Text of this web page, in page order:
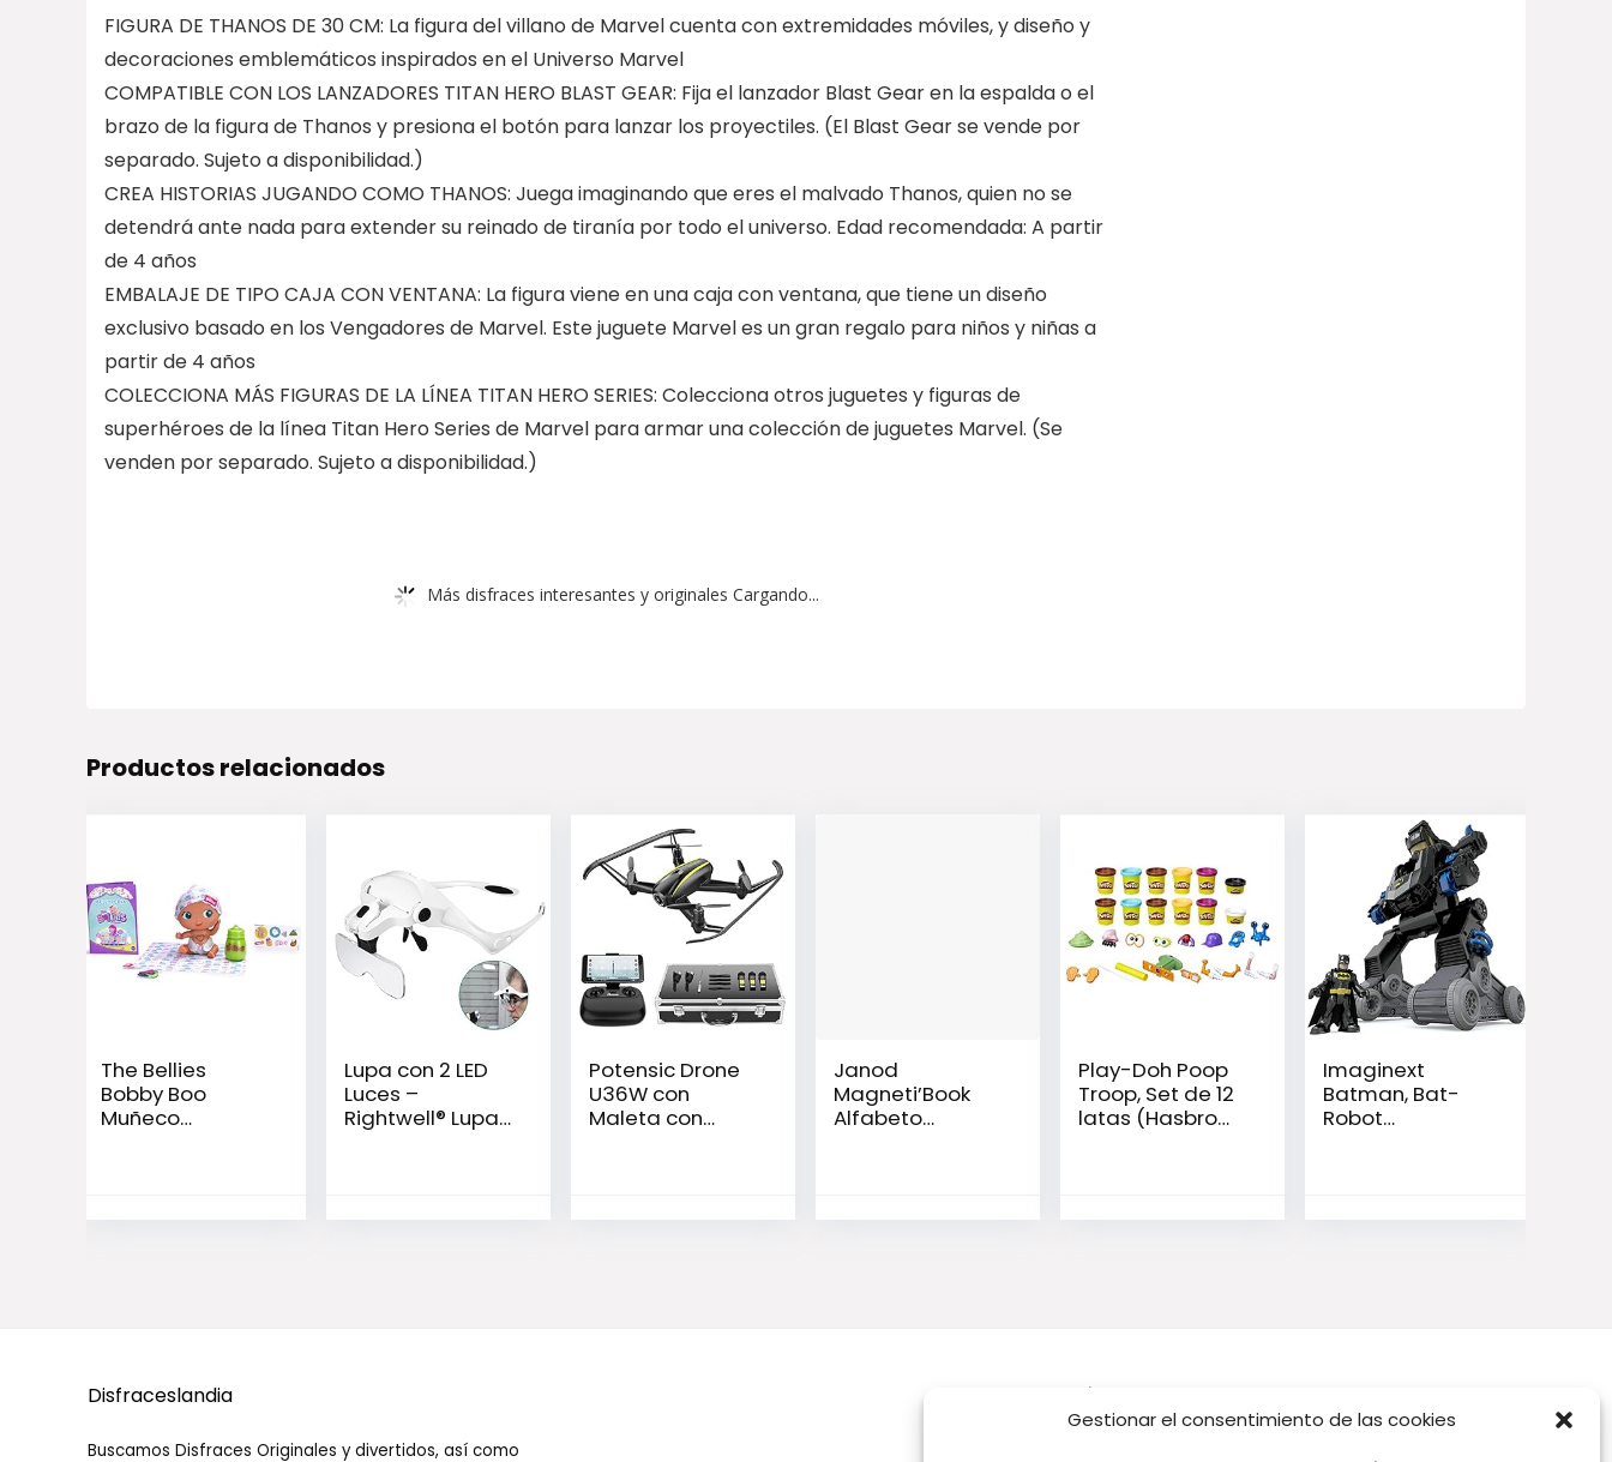
Gestionar el consentimiento de las cookies
FIGURA DE THANOS DE 30 CM: La figura del villano de Marvel cuenta con extremidades móviles, y diseño y
decoraciones emblemáticos inspirados en el Universo Marvel
COMPATIBLE CON LOS LANZADORES TITAN HERO BLAST GEAR: Fija el lanzador Blast Gear en la espalda o el
brazo de la figura de Thanos y presiona el botón para lanzar los proyectiles. (El Blast Gear se vende por
separado. Sujeto a disponibilidad.)
CREA HISTORIAS JUGANDO COMO THANOS: Juega imaginando que eres el malvado Thanos, quien no se
detendrá ante nada para extender su reinado de tiranía por todo el universo. Edad recomendada: A partir
de 4 años
EMBALAJE DE TIPO CAJA CON VENTANA: La figura viene en una caja con ventana, que tiene un diseño
exclusivo basado en los Vengadores de Marvel. Este juguete Marvel es un gran regalo para niños y niñas a
partir de 4 años
COLECCIONA MÁS FIGURAS DE LA LÍNEA TITAN HERO SERIES: Colecciona otros juguetes y figuras de
superhéroes de la línea Titan Hero Series de Marvel para armar una colección de juguetes Marvel. (Se
venden por separado. Sujeto a disponibilidad.)
Más disfraces interesantes y originales Cargando...
Productos relacionados
The Bellies
Bobby Boo
Muñeco
Lupa con 2 LED
Luces –
Rightwell® Lupas
raciones,Coser,S
Potensic Drone
U36W con
Maleta con
Altitud, WiFi FPV
Janod
Magneti’Book
Alfabeto
Play-Doh Poop
Troop, Set de 12
latas (Hasbro
Imaginext
Batman, Bat-
Robot
(Mattel DMT82)
Disfraceslandia
Buscamos Disfraces Originales y divertidos, así como
Síguenos